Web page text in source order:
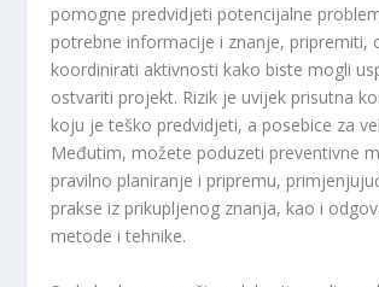
pomogne predvidjeti potencijalne
potrebne informacije i znanje, pripremiti,
koordinirati aktivnosti kako biste mogli
ostvariti projekt. Rizik je uvijek prisutna
koju je teško predvidjeti, a posebice za
Međutim, možete poduzeti preventivne
pravilno planiranje i pripremu,
prakse iz prikupljenog znanja, kao i
metode i tehnike.